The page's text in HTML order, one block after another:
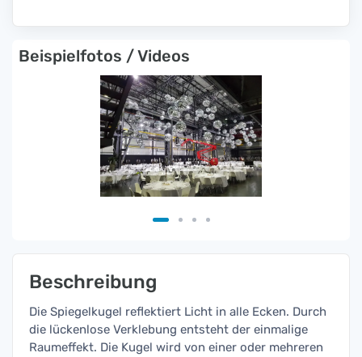
Beispielfotos / Videos
Beschreibung
Die Spiegelkugel reflektiert Licht in alle Ecken. Durch
die lückenlose Verklebung entsteht der einmalige
Raumeffekt. Die Kugel wird von einer oder mehreren